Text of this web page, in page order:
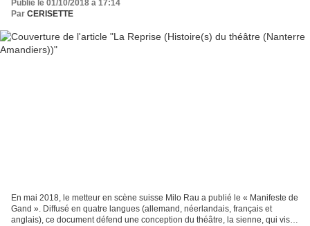
Publié le 01/10/2018 à 17:14
Par CERISETTE
En mai 2018, le metteur en scène suisse Milo Rau a publié le « Manifeste de
Gand ». Diffusé en quatre langues (allemand, néerlandais, français et
anglais), ce document défend une conception du théâtre, la sienne, qui vise